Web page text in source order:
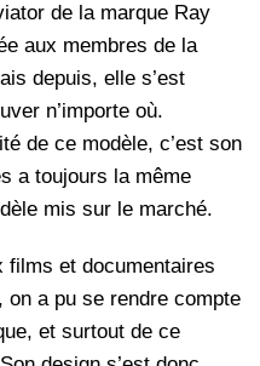
de la marque Ray
aux membres de la
depuis, elle s’est
n’importe où.
de ce modèle, c’est son
a toujours la même
mis sur le marché.
films et documentaires
on a pu se rendre compte
et surtout de ce